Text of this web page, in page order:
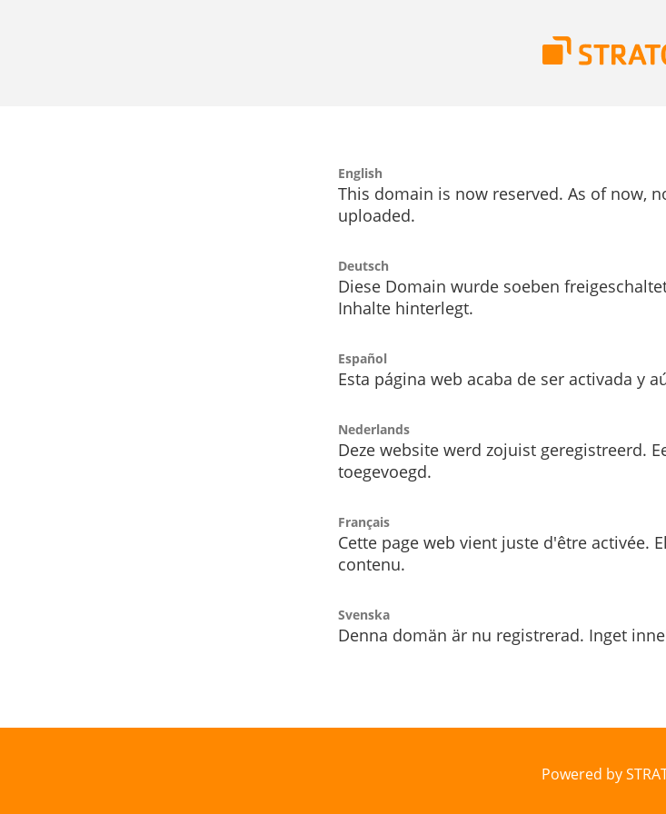
English
This domain is now reserved. As of now,
uploaded.
Deutsch
Diese Domain wurde soeben
Inhalte hinterlegt.
Español
Esta página web acaba de ser activada y
Nederlands
Deze website werd zojuist geregistreerd.
toegevoegd.
Français
Cette page web vient juste d'être activée.
contenu.
Svenska
Denna domän är nu registrerad. Inget
Powered by